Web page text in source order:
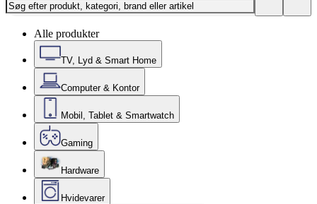
Alle produkter
TV, Lyd & Smart Home
Computer & Kontor
Mobil, Tablet & Smartwatch
Gaming
Hardware
Hvidevarer